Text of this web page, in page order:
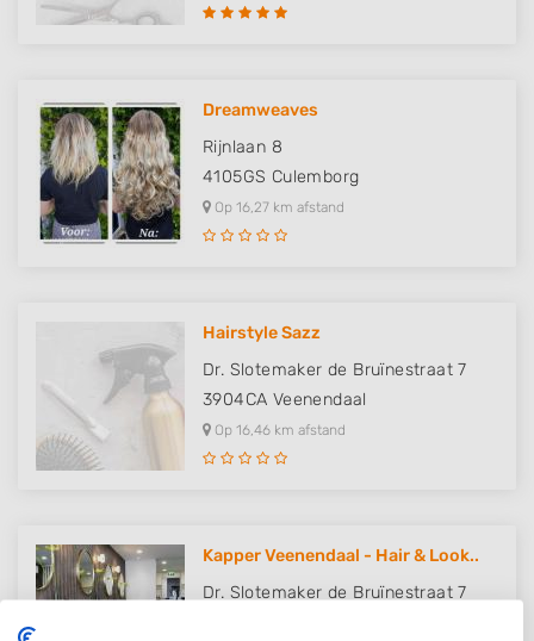
Dreamweaves
Rijnlaan 8
4105GS Culemborg
Op 16,27 km afstand
Hairstyle Sazz
Dr. Slotemaker de Bruïnestraat 7
3904CA Veenendaal
Op 16,46 km afstand
Kapper Veenendaal - Hair & Look..
Dr. Slotemaker de Bruïnestraat 7